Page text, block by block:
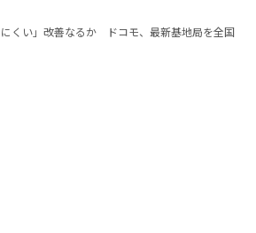
にくい」改善なるか ドコモ、最新基地局を全国